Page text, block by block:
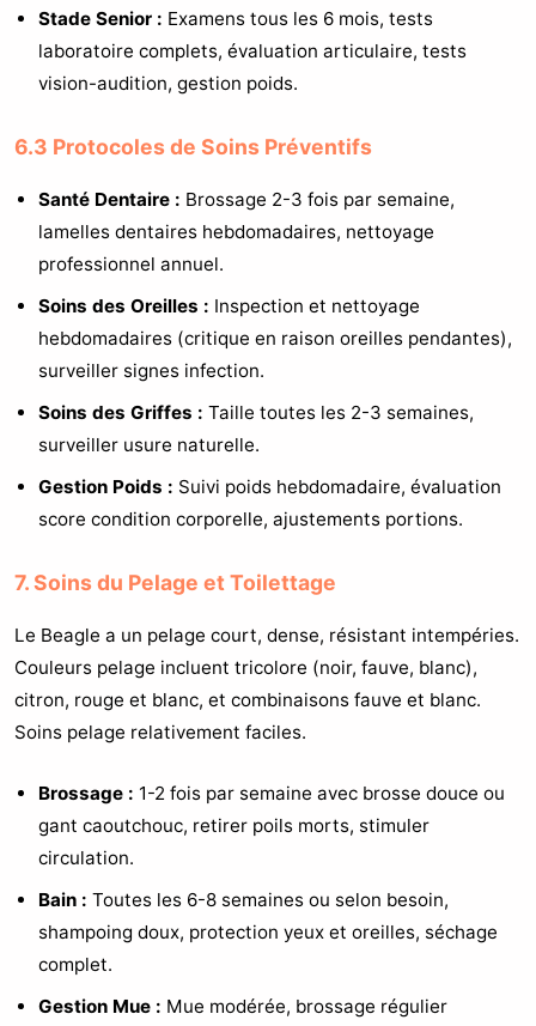
Stade Senior : Examens tous les 6 mois, tests
laboratoire complets, évaluation articulaire, tests
vision-audition, gestion poids.
6.3 Protocoles de Soins Préventifs
Santé Dentaire : Brossage 2-3 fois par semaine,
lamelles dentaires hebdomadaires, nettoyage
professionnel annuel.
Soins des Oreilles : Inspection et nettoyage
hebdomadaires (critique en raison oreilles pendantes),
surveiller signes infection.
Soins des Griffes : Taille toutes les 2-3 semaines,
surveiller usure naturelle.
Gestion Poids : Suivi poids hebdomadaire, évaluation
score condition corporelle, ajustements portions.
7. Soins du Pelage et Toilettage
Le Beagle a un pelage court, dense, résistant intempéries.
Couleurs pelage incluent tricolore (noir, fauve, blanc),
citron, rouge et blanc, et combinaisons fauve et blanc.
Soins pelage relativement faciles.
Brossage : 1-2 fois par semaine avec brosse douce ou
gant caoutchouc, retirer poils morts, stimuler
circulation.
Bain : Toutes les 6-8 semaines ou selon besoin,
shampoing doux, protection yeux et oreilles, séchage
complet.
Gestion Mue : Mue modérée, brossage régulier